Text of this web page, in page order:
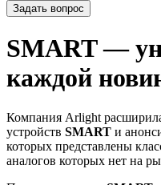
Задать вопрос
SMART —
каждой
Компания Arlight
устройств SMART и
которых представлены
аналогов которых нет на